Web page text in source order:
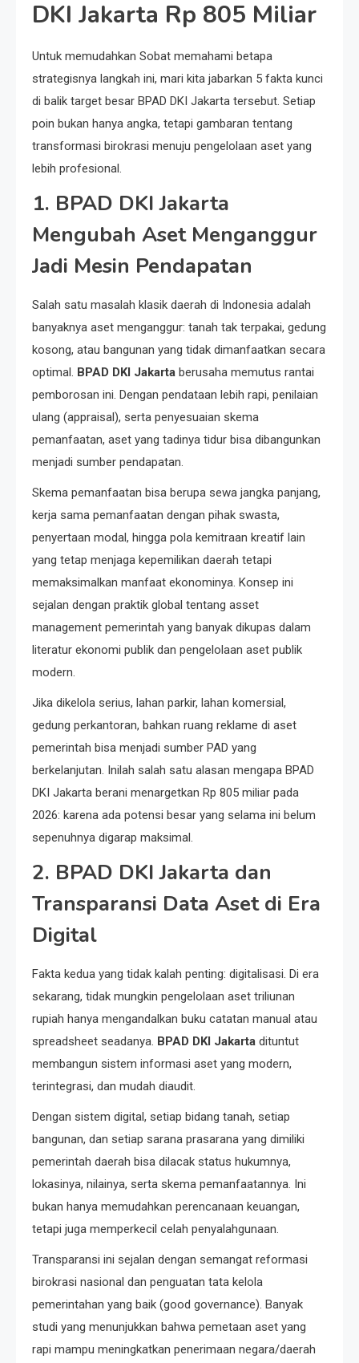
DKI Jakarta Rp 805 Miliar
Untuk memudahkan Sobat memahami betapa
strategisnya langkah ini, mari kita jabarkan 5 fakta kunci
di balik target besar BPAD DKI Jakarta tersebut. Setiap
poin bukan hanya angka, tetapi gambaran tentang
transformasi birokrasi menuju pengelolaan aset yang
lebih profesional.
1. BPAD DKI Jakarta
Mengubah Aset Menganggur
Jadi Mesin Pendapatan
Salah satu masalah klasik daerah di Indonesia adalah
banyaknya aset menganggur: tanah tak terpakai, gedung
kosong, atau bangunan yang tidak dimanfaatkan secara
optimal. BPAD DKI Jakarta berusaha memutus rantai
pemborosan ini. Dengan pendataan lebih rapi, penilaian
ulang (appraisal), serta penyesuaian skema
pemanfaatan, aset yang tadinya tidur bisa dibangunkan
menjadi sumber pendapatan.
Skema pemanfaatan bisa berupa sewa jangka panjang,
kerja sama pemanfaatan dengan pihak swasta,
penyertaan modal, hingga pola kemitraan kreatif lain
yang tetap menjaga kepemilikan daerah tetapi
memaksimalkan manfaat ekonominya. Konsep ini
sejalan dengan praktik global tentang asset
management pemerintah yang banyak dikupas dalam
literatur ekonomi publik dan pengelolaan aset publik
modern.
Jika dikelola serius, lahan parkir, lahan komersial,
gedung perkantoran, bahkan ruang reklame di aset
pemerintah bisa menjadi sumber PAD yang
berkelanjutan. Inilah salah satu alasan mengapa BPAD
DKI Jakarta berani menargetkan Rp 805 miliar pada
2026: karena ada potensi besar yang selama ini belum
sepenuhnya digarap maksimal.
2. BPAD DKI Jakarta dan
Transparansi Data Aset di Era
Digital
Fakta kedua yang tidak kalah penting: digitalisasi. Di era
sekarang, tidak mungkin pengelolaan aset triliunan
rupiah hanya mengandalkan buku catatan manual atau
spreadsheet seadanya. BPAD DKI Jakarta dituntut
membangun sistem informasi aset yang modern,
terintegrasi, dan mudah diaudit.
Dengan sistem digital, setiap bidang tanah, setiap
bangunan, dan setiap sarana prasarana yang dimiliki
pemerintah daerah bisa dilacak status hukumnya,
lokasinya, nilainya, serta skema pemanfaatannya. Ini
bukan hanya memudahkan perencanaan keuangan,
tetapi juga memperkecil celah penyalahgunaan.
Transparansi ini sejalan dengan semangat reformasi
birokrasi nasional dan penguatan tata kelola
pemerintahan yang baik (good governance). Banyak
studi yang menunjukkan bahwa pemetaan aset yang
rapi mampu meningkatkan penerimaan negara/daerah